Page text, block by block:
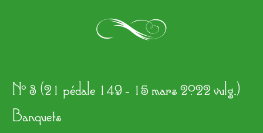
k
No 3 (21 pédale 149 - 15 mars 2022 vulg.)
Banquets